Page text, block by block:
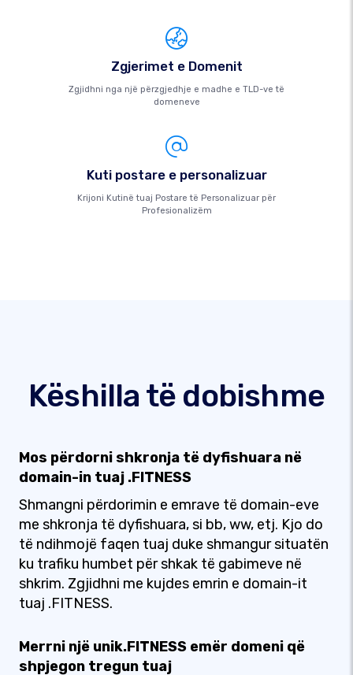
Zgjerimet e Domenit
Zgjidhni nga një përzgjedhje e madhe e TLD-ve të
domeneve
Kuti postare e personalizuar
Krijoni Kutinë tuaj Postare të Personalizuar për
Profesionalizëm
Këshilla të dobishme
Mos përdorni shkronja të dyfishuara në
domain-in tuaj .FITNESS
Shmangni përdorimin e emrave të domain-eve
me shkronja të dyfishuara, si bb, ww, etj. Kjo do
të ndihmojë faqen tuaj duke shmangur situatën
ku trafiku humbet për shkak të gabimeve në
shkrim. Zgjidhni me kujdes emrin e domain-it
tuaj .FITNESS.
Merrni një unik.FITNESS emër domeni që
shpjegon tregun tuaj